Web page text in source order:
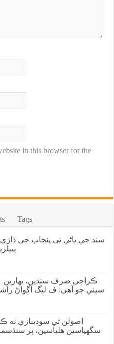
in this browser for the
Tags
سنڌ جي پاڻي تي پنجاب جي
ڪراچي صرف سنڌين، بهارين ۽
سڀني جو آهي: ف ليگ اڳواڻ
سگهياسين هلياسين، پر